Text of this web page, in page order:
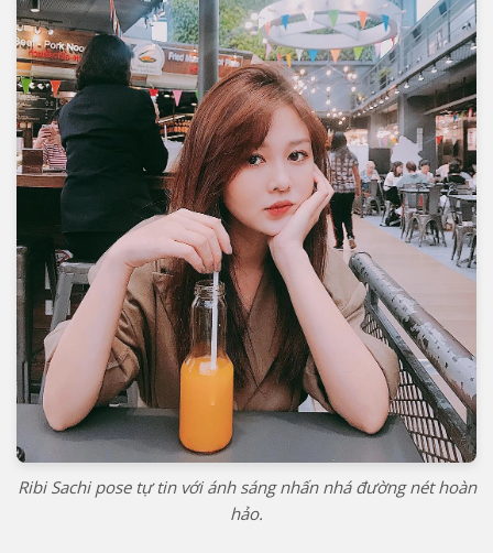
Ribi Sachi pose tự tin với ánh sáng nhấn nhá đường nét hoàn
hảo.